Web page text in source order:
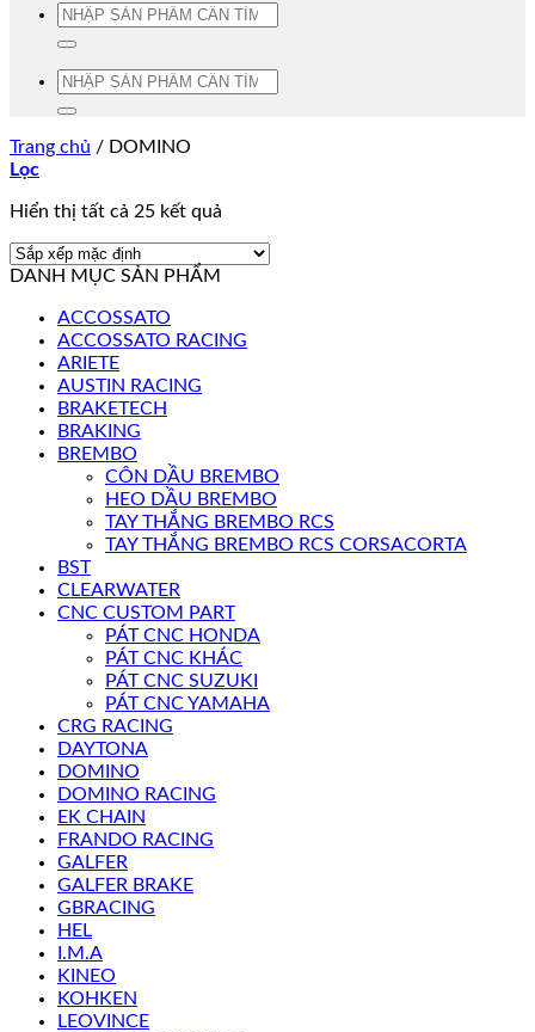
Tìm
Tìm
Trang chủ / DOMINO
Lọc
Hiển thị tất cả 25 kết quả
DANH MỤC SẢN PHẨM
ACCOSSATO
ACCOSSATO RACING
ARIETE
AUSTIN RACING
BRAKETECH
BRAKING
BREMBO
CÔN DẦU BREMBO
HEO DẦU BREMBO
TAY THẮNG BREMBO RCS
TAY THẮNG BREMBO RCS CORSACORTA
BST
CLEARWATER
CNC CUSTOM PART
PÁT CNC HONDA
PÁT CNC KHÁC
PÁT CNC SUZUKI
PÁT CNC YAMAHA
CRG RACING
DAYTONA
DOMINO
DOMINO RACING
EK CHAIN
FRANDO RACING
GALFER
GALFER BRAKE
GBRACING
HEL
I.M.A
KINEO
KOHKEN
LEOVINCE